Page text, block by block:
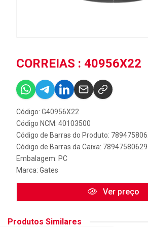
CORREIAS : 40956X22
Código: G40956X22
Código NCM: 40103500
Código de Barras do Produto:
Código de Barras da Caixa:
Embalagem: PC
Marca: Gates
Ver preço
Produtos Similares